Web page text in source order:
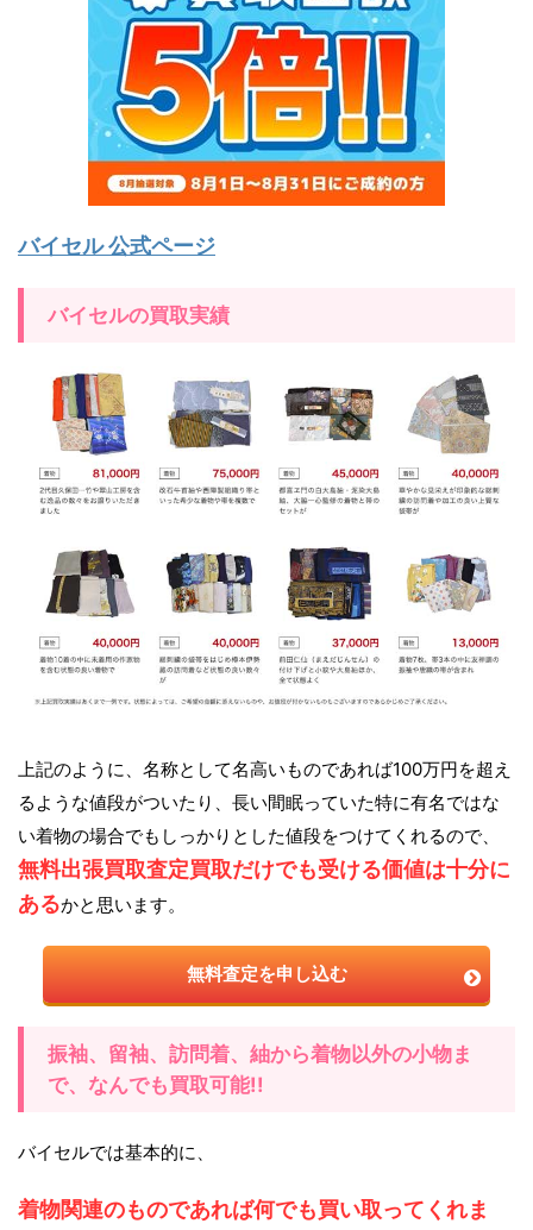
バイセル 公式ページ
バイセルの買取実績
上記のように、名称として名高いものであれば100万円を超え
るような値段がついたり、長い間眠っていた特に有名ではな
い着物の場合でもしっかりとした値段をつけてくれるので、
無料出張買取査定買取だけでも受ける価値は十分に
あるかと思います。
無料査定を申し込む
振袖、留袖、訪問着、紬から着物以外の小物ま
で、なんでも買取可能!!
バイセルでは基本的に、
着物関連のものであれば何でも買い取ってくれま